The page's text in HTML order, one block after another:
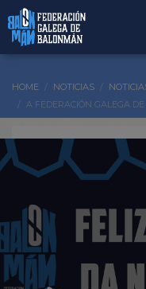
HOME NOTICIAS
A FEDERACIÓN GALEGA